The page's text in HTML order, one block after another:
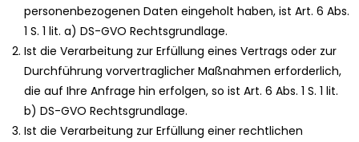
personenbezogenen Daten eingeholt haben, ist Art. 6 Abs.
1 S. 1 lit. a) DS-GVO Rechtsgrundlage.
Ist die Verarbeitung zur Erfüllung eines Vertrags oder zur
Durchführung vorvertraglicher Maßnahmen erforderlich,
die auf Ihre Anfrage hin erfolgen, so ist Art. 6 Abs. 1 S. 1 lit.
b) DS-GVO Rechtsgrundlage.
Ist die Verarbeitung zur Erfüllung einer rechtlichen